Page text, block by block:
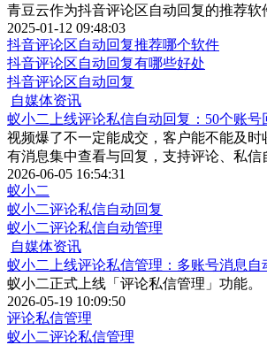
青豆云作为抖音评论区自动回复的推荐
2025-01-12 09:48:03
抖音评论区自动回复推荐哪个软件
抖音评论区自动回复有哪些好处
抖音评论区自动回复
自媒体资讯
蚁小二上线评论私信自动回复：50个账号
视频爆了不一定能成交，客户能不能及
有消息集中查看与回复，支持评论、私
2026-06-05 16:54:31
蚁小二
蚁小二评论私信自动回复
蚁小二评论私信自动管理
自媒体资讯
蚁小二上线评论私信管理：多账号消息
蚁小二正式上线「评论私信管理」功能。
2026-05-19 10:09:50
评论私信管理
蚁小二评论私信管理